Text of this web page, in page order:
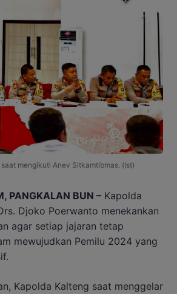
mengikuti Anev Sitkamtibmas. (Ist)
PANGKALAN BUN – Kapolda
Djoko Poerwanto menekankan
agar setiap jajaran tetap
mewujudkan Pemilu 2024 yang
Kapolda Kalteng saat menggelar